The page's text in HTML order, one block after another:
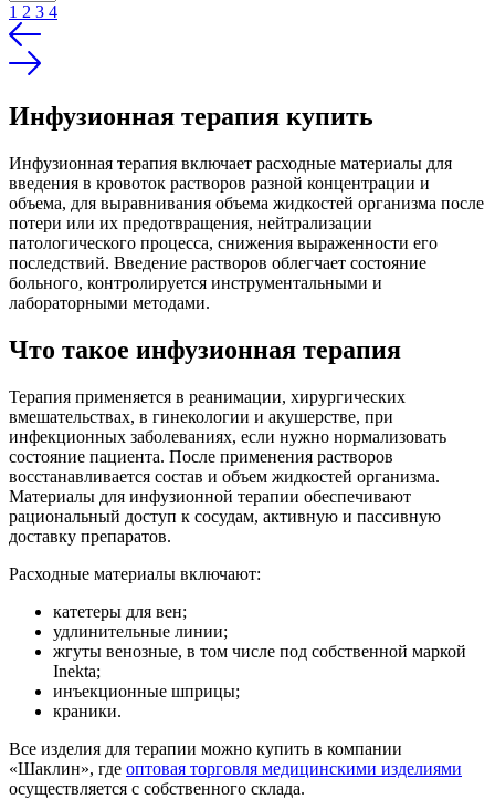
1 2 3 4
Инфузионная терапия купить
Инфузионная терапия включает расходные материалы для
введения в кровоток растворов разной концентрации и
объема, для выравнивания объема жидкостей организма после
потери или их предотвращения, нейтрализации
патологического процесса, снижения выраженности его
последствий. Введение растворов облегчает состояние
больного, контролируется инструментальными и
лабораторными методами.
Что такое инфузионная терапия
Терапия применяется в реанимации, хирургических
вмешательствах, в гинекологии и акушерстве, при
инфекционных заболеваниях, если нужно нормализовать
состояние пациента. После применения растворов
восстанавливается состав и объем жидкостей организма.
Материалы для инфузионной терапии обеспечивают
рациональный доступ к сосудам, активную и пассивную
доставку препаратов.
Расходные материалы включают:
катетеры для вен;
удлинительные линии;
жгуты венозные, в том числе под собственной маркой
Inekta;
инъекционные шприцы;
краники.
Все изделия для терапии можно купить в компании
«Шаклин», где оптовая торговля медицинскими изделиями
осуществляется с собственного склада.